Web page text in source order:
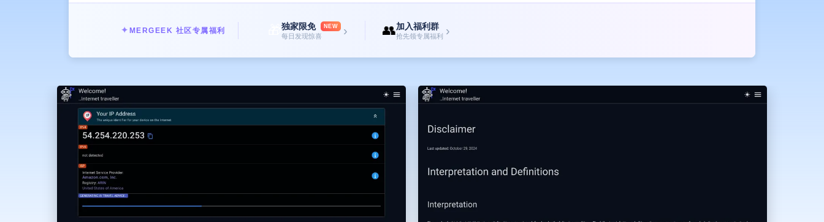
✦ MERGEEK 社区专属福利 独家限免 NEW
每日发现惊喜 › 👥加入福利群
抢先领专属福利 ›